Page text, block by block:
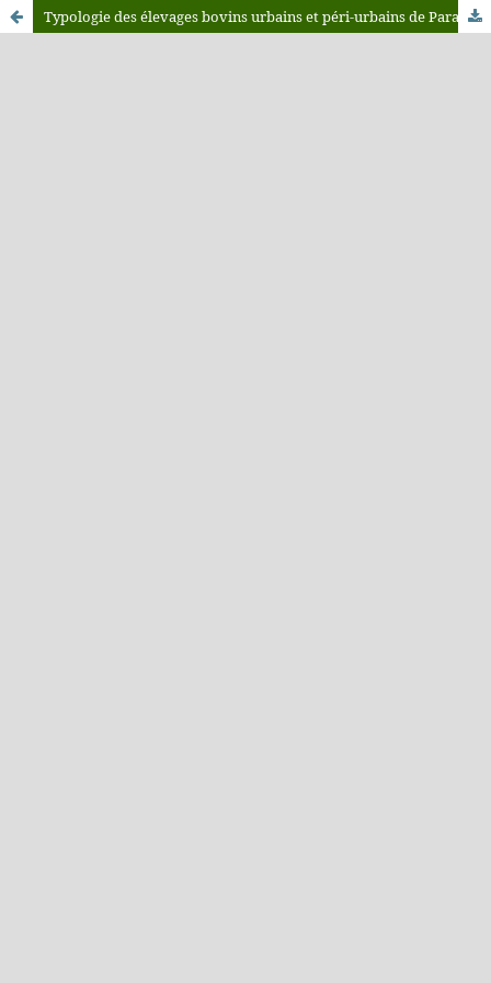
Typologie des élevages bovins urbains et péri-urbains de Parakou (Bénin)